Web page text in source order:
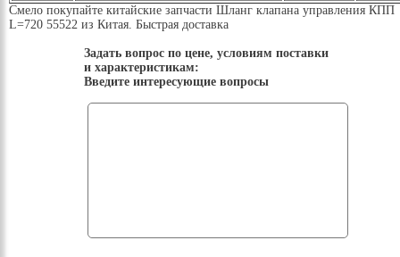
Смело покупайте китайские запчасти Шланг клапана управления КПП
L=720 55522 из Китая. Быстрая доставка
Задать вопрос по цене, условиям поставки
и характеристикам:
Введите интересующие вопросы